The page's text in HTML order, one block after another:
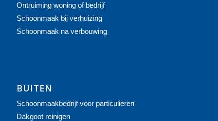
Ontruiming woning of bedrijf
Schoonmaak bij verhuizing
Schoonmaak na verbouwing
BUITEN
Schoonmaakbedrijf voor particulieren
Dakgoot reinigen